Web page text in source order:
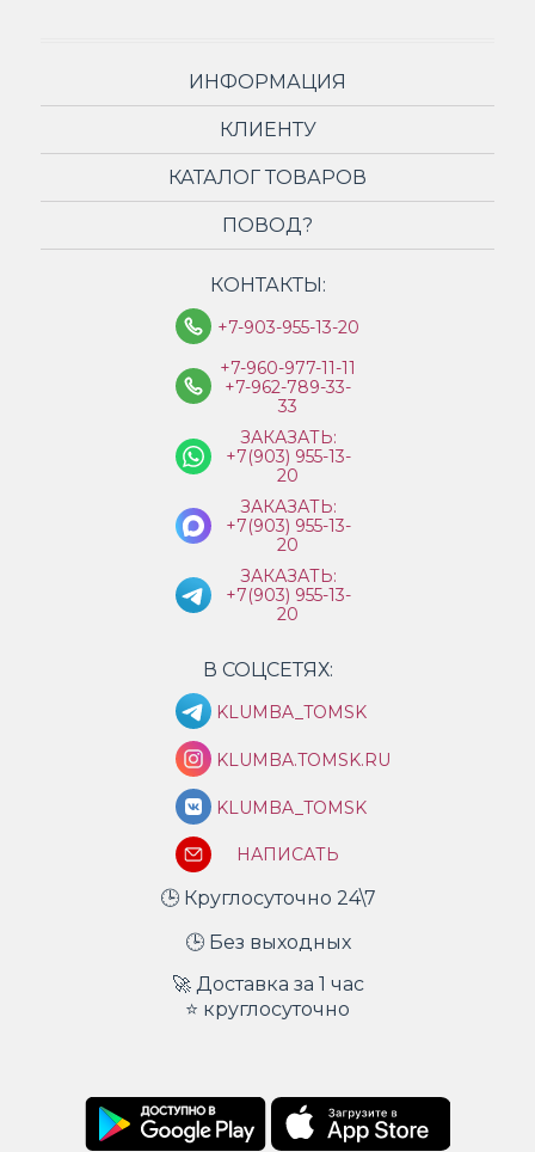
ИНФОРМАЦИЯ
КЛИЕНТУ
КАТАЛОГ ТОВАРОВ
ПОВОД?
КОНТАКТЫ:
+7-903-955-13-20
+7-960-977-11-11
+7-962-789-33-
33
ЗАКАЗАТЬ:
+7(903) 955-13-
20
ЗАКАЗАТЬ:
+7(903) 955-13-
20
ЗАКАЗАТЬ:
+7(903) 955-13-
20
В СОЦСЕТЯХ:
KLUMBA_TOMSK
KLUMBA.TOMSK.RU
KLUMBA_TOMSK
НАПИСАТЬ
🕒 Круглосуточно 24\7
🕒 Без выходных
🚀 Доставка за 1 час
⭐ круглосуточно